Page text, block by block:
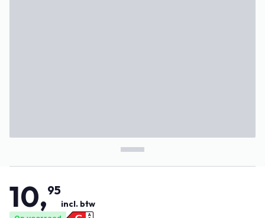
10,95
incl. btw